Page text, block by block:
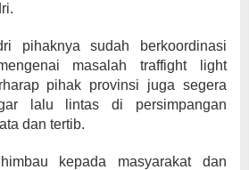
pihaknya sudah berkoordinasi
masalah traffight light
pihak provinsi juga segera
lalu lintas di persimpangan
dan tertib.
kepada masyarakat dan